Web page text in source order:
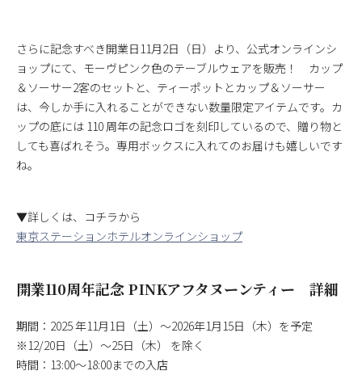
さらに記念すべき開業日11月2日（日）より、公式オンラインシ
ョップにて、モーヴピンク色のテーブルウェアを販売！ カップ
＆ソーサー2客のセットと、ティーポットとカップ＆ソーサー
は、今しか手に入れることができない数量限定アイテムです。カ
ップの底には 110 周年の記念ロゴを刻印しているので、贈り物と
しても喜ばれそう。専用ボックスに入れてのお届けも嬉しいです
ね。
▼詳しくは、コチラから
東京ステーションホテルオンラインショップ
開業110周年記念 PINKアフタヌーンティー 詳細
期間：2025 年11月1日（土）～2026年1月15日（木）を予定
※12/20日（土）～25日（木） を除く
時間：13:00～18:00までの入店